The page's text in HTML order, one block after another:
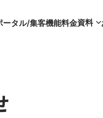
ータル/集客機能料金資料